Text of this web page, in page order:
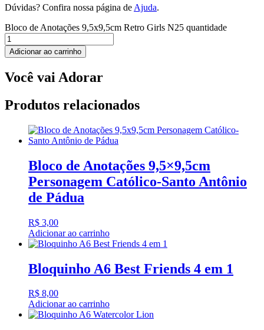
Dúvidas? Confira nossa página de Ajuda.
Bloco de Anotações 9,5x9,5cm Retro Girls N25 quantidade
Adicionar ao carrinho
Você vai Adorar
Produtos relacionados
Bloco de Anotações 9,5×9,5cm
Personagem Católico-Santo Antônio
de Pádua
R$ 3,00
Adicionar ao carrinho
Bloquinho A6 Best Friends 4 em 1
R$ 8,00
Adicionar ao carrinho